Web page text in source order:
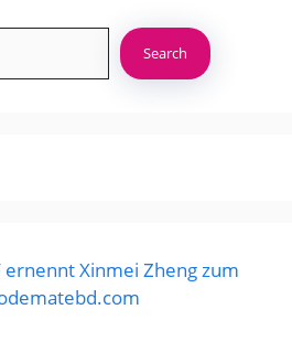
Search
ernennt Xinmei Zheng zum